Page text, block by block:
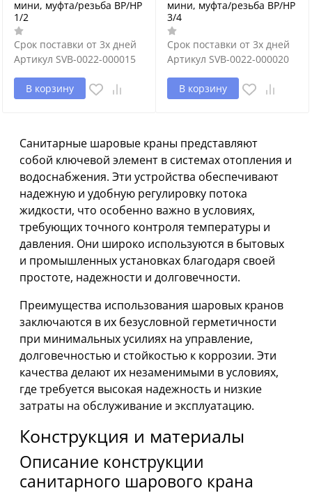
мини, муфта/резьба ВР/НР
1/2
Срок поставки от 3х дней
Артикул SVB-0022-000015
В корзину
мини, муфта/резьба ВР/НР
3/4
Срок поставки от 3х дней
Артикул SVB-0022-000020
В корзину
Санитарные шаровые краны представляют
собой ключевой элемент в системах отопления и
водоснабжения. Эти устройства обеспечивают
надежную и удобную регулировку потока
жидкости, что особенно важно в условиях,
требующих точного контроля температуры и
давления. Они широко используются в бытовых
и промышленных установках благодаря своей
простоте, надежности и долговечности.
Преимущества использования шаровых кранов
заключаются в их безусловной герметичности
при минимальных усилиях на управление,
долговечностью и стойкостью к коррозии. Эти
качества делают их незаменимыми в условиях,
где требуется высокая надежность и низкие
затраты на обслуживание и эксплуатацию.
Конструкция и материалы
Описание конструкции
санитарного шарового крана